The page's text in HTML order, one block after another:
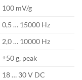
100 mV/g
0,5 … 15000 Hz
2,0 … 10000 Hz
±50 g, peak
18 … 30 V DC